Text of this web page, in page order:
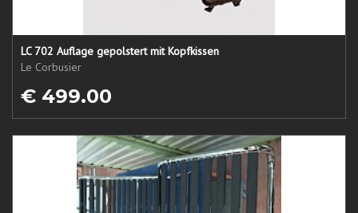
LC 702 Auflage gepolstert mit Kopfkissen
Le Corbusier
€ 499.00